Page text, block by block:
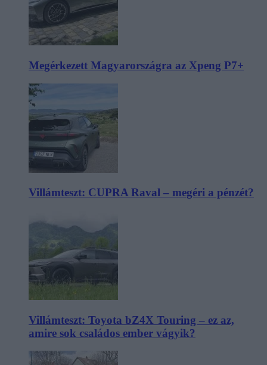
Megérkezett Magyarországra az Xpeng P7+
Villámteszt: CUPRA Raval – megéri a pénzét?
Villámteszt: Toyota bZ4X Touring – ez az,
amire sok családos ember vágyik?